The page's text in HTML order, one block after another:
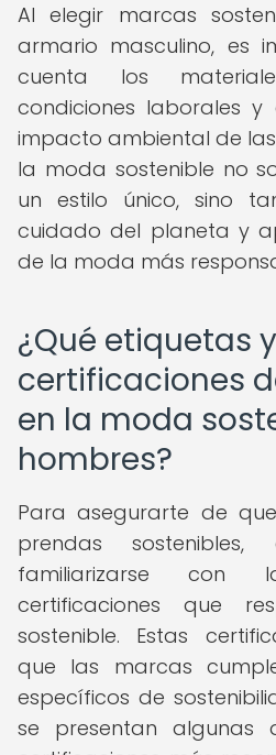
Al elegir marcas
armario masculino, es
cuenta los
condiciones laborales
impacto ambiental de
la moda sostenible no
un estilo único, sino
cuidado del planeta y
de la moda más
¿Qué etiquetas y
certificaciones
en la moda
hombres?
Para asegurarte de
prendas sostenibles,
familiarizarse con
certificaciones que
sostenible. Estas
que las marcas
específicos de
se presentan algunas